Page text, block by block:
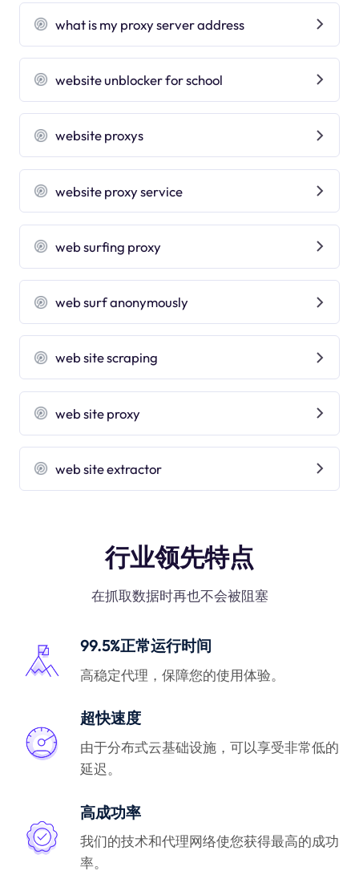
what is my proxy server address
website unblocker for school
website proxys
website proxy service
web surfing proxy
web surf anonymously
web site scraping
web site proxy
web site extractor
行业领先特点
在抓取数据时再也不会被阻塞
99.5%正常运行时间
高稳定代理，保障您的使用体验。
超快速度
由于分布式云基础设施，可以享受非常低的
延迟。
高成功率
我们的技术和代理网络使您获得最高的成功
率。